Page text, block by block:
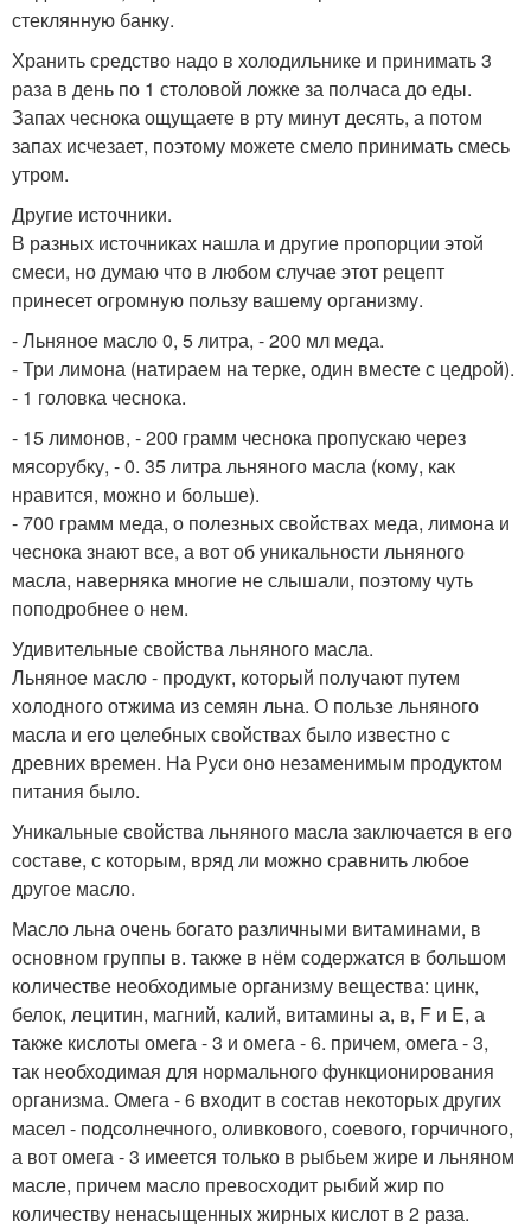
стеклянную банку.
Хранить средство надо в холодильнике и принимать 3
раза в день по 1 столовой ложке за полчаса до еды.
Запах чеснока ощущаете в рту минут десять, а потом
запах исчезает, поэтому можете смело принимать смесь
утром.
Другие источники.
В разных источниках нашла и другие пропорции этой
смеси, но думаю что в любом случае этот рецепт
принесет огромную пользу вашему организму.
- Льняное масло 0, 5 литра, - 200 мл меда.
- Три лимона (натираем на терке, один вместе с цедрой).
- 1 головка чеснока.
- 15 лимонов, - 200 грамм чеснока пропускаю через
мясорубку, - 0. 35 литра льняного масла (кому, как
нравится, можно и больше).
- 700 грамм меда, о полезных свойствах меда, лимона и
чеснока знают все, а вот об уникальности льняного
масла, наверняка многие не слышали, поэтому чуть
поподробнее о нем.
Удивительные свойства льняного масла.
Льняное масло - продукт, который получают путем
холодного отжима из семян льна. О пользе льняного
масла и его целебных свойствах было известно с
древних времен. На Руси оно незаменимым продуктом
питания было.
Уникальные свойства льняного масла заключается в его
составе, с которым, вряд ли можно сравнить любое
другое масло.
Масло льна очень богато различными витаминами, в
основном группы в. также в нём содержатся в большом
количестве необходимые организму вещества: цинк,
белок, лецитин, магний, калий, витамины а, в, F и E, а
также кислоты омега - 3 и омега - 6. причем, омега - 3,
так необходимая для нормального функционирования
организма. Омега - 6 входит в состав некоторых других
масел - подсолнечного, оливкового, соевого, горчичного,
а вот омега - 3 имеется только в рыбьем жире и льняном
масле, причем масло превосходит рыбий жир по
количеству ненасыщенных жирных кислот в 2 раза.